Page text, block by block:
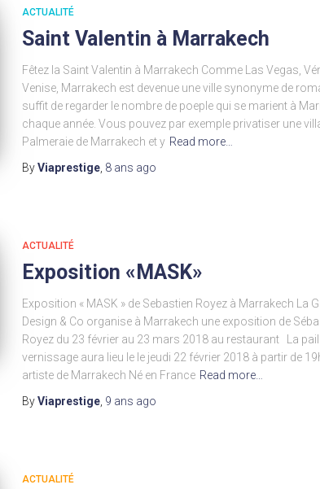
ACTUALITÉ
Saint Valentin à Marrakech
Fêtez la Saint Valentin à Marrakech Comme Las Vegas,
Venise, Marrakech est devenue une ville synonyme de
suffit de regarder le nombre de poeple qui se marient à
chaque année. Vous pouvez par exemple privatiser une
Palmeraie de Marrakech et y Read more…
ByViaprestige 8 ans ago
ACTUALITÉ
Exposition «MASK»
Exposition « MASK » de Sebastien Royez à Marrakech La
Design & Co organise à Marrakech une exposition de
Royez du 23 février au 23 mars 2018 au restaurant La
vernissage aura lieu le le jeudi 22 février 2018 à partir de
artiste de Marrakech Né en France Read more…
ByViaprestige 9 ans ago
ACTUALITÉ